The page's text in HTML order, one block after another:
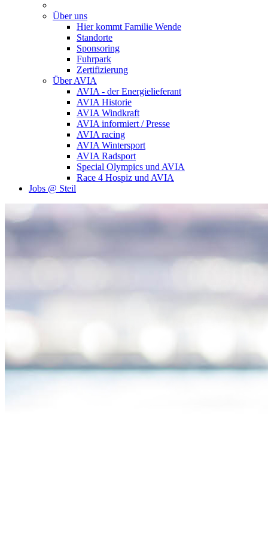
Über uns
Hier kommt Familie Wende
Standorte
Sponsoring
Fuhrpark
Zertifizierung
Über AVIA
AVIA - der Energielieferant
AVIA Historie
AVIA Windkraft
AVIA informiert / Presse
AVIA racing
AVIA Wintersport
AVIA Radsport
Special Olympics und AVIA
Race 4 Hospiz und AVIA
Jobs @ Steil